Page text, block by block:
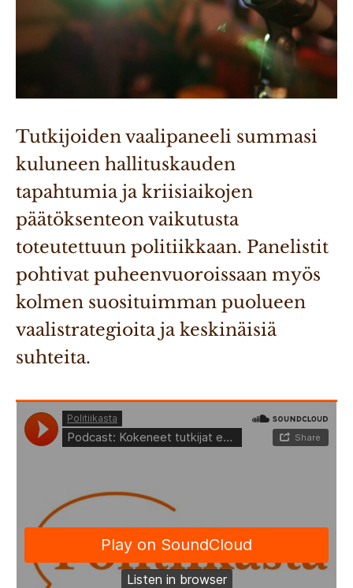
Tutkijoiden vaalipaneeli summasi
kuluneen hallituskauden
tapahtumia ja kriisiaikojen
päätöksenteon vaikutusta
toteutettuun politiikkaan. Panelistit
pohtivat puheenvuoroissaan myös
kolmen suosituimman puolueen
vaalistrategioita ja keskinäisiä
suhteita.